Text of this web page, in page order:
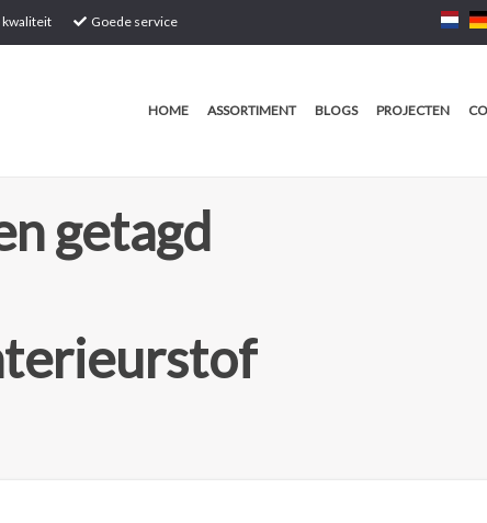
kwaliteit Goede service
HOME ASSORTIMENT BLOGS PROJECTEN
getagd